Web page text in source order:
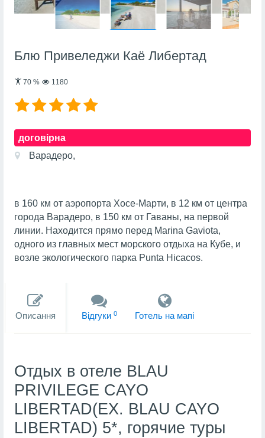
Блю Привеледжи Каё Либертад
70% 1180
договірна
Варадеро,
в 160 км от аэропорта Хосе-Марти, в 12 км от центра
города Варадеро, в 150 км от Гаваны, на первой
линии. Находится прямо перед Marina Gaviota,
одного из главных мест морского отдыха на Кубе, и
возле экологического парка Punta Hicacos.
Описання Вiдгуки 0 Готель на мапi
Отдых в отеле BLAU
PRIVILEGE CAYO
LIBERTAD(EX. BLAU CAYO
LIBERTAD) 5*, горячие туры